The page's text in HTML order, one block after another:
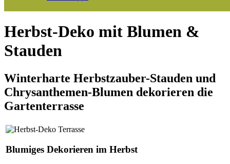
Herbst-Deko mit Blumen &
Stauden
Winterharte Herbstzauber-Stauden und
Chrysanthemen-Blumen dekorieren die
Gartenterrasse
Blumiges Dekorieren im Herbst